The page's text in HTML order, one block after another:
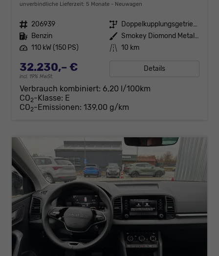
unverbindliche Lieferzeit: 5 Monate Neuwagen
Fahrzeugnr. 206939 Getriebe
Doppelkupplungsgetriebe (DSG)
Kraftstoff Benzin Außenfarbe
Smokey Diomond Metallic
Leistung 110 kW (150 PS) Kilometerstand 10 km
32.230,– €
incl. 19% MwSt.
Details
Verbrauch kombiniert: 6,20 l/100km
CO2-Klasse: E
CO2-Emissionen: 139,00 g/km